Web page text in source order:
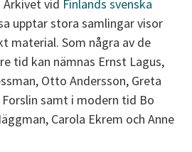
Arkivet vid Finlands svenska
upptar stora samlingar visor
material. Som några av de
tid kan nämnas Ernst Lagus,
Otto Andersson, Greta
samt i modern tid Bo
Carola Ekrem och Anne